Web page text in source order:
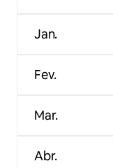
Jan.
Fev.
Mar.
Abr.